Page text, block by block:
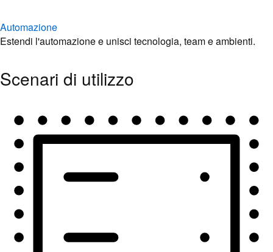
Automazione
Estendi l'automazione e unisci tecnologia, team e ambienti.
Scenari di utilizzo